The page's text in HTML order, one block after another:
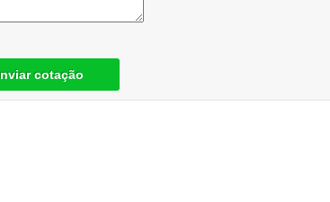
cotação